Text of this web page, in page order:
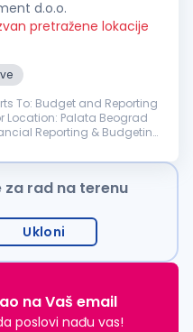
d.o.o.
pretražene lokacije
To: Budget and Reporting
Location: Palata Beograd
Reporting & Budgeting
za rad na terenu
Ukloni
na Vaš email
poslovi nađu vas!